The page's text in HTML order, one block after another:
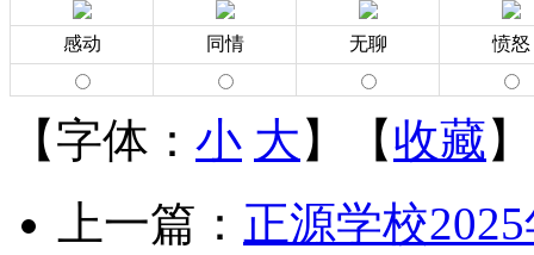
感动 同情 无聊 愤怒
【字体： 小 大 】【收藏
上一篇： 正源学校